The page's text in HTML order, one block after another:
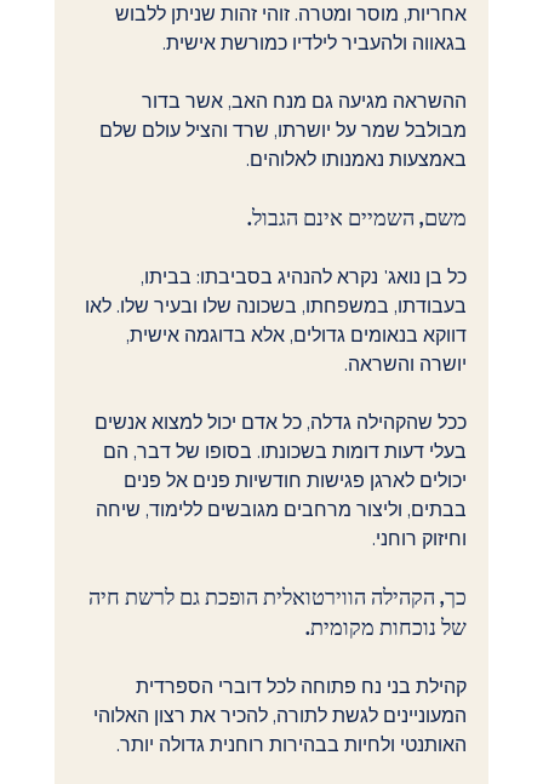
אחריות, מוסר ומטרה. זוהי זהות שניתן ללבוש
בגאווה ולהעביר לילדיו כמורשת אישית.
ההשראה מגיעה גם מנח האב, אשר בדור
מבולבל שמר על יושרתו, שרד והציל עולם שלם
באמצעות נאמנותו לאלוהים.
משם, השמיים אינם הגבול.
כל בן נואג' נקרא להנהיג בסביבתו: בביתו,
בעבודתו, במשפחתו, בשכונה שלו ובעיר שלו. לאו
דווקא בנאומים גדולים, אלא בדוגמה אישית,
יושרה והשראה.
ככל שהקהילה גדלה, כל אדם יכול למצוא אנשים
בעלי דעות דומות בשכונתו. בסופו של דבר, הם
יכולים לארגן פגישות חודשיות פנים אל פנים
בבתים, וליצור מרחבים מגובשים ללימוד, שיחה
וחיזוק רוחני.
כך, הקהילה הווירטואלית הופכת גם לרשת חיה
של נוכחות מקומית.
קהילת בני נח פתוחה לכל דוברי הספרדית
המעוניינים לגשת לתורה, להכיר את רצון האלוהי
האותנטי ולחיות בבהירות רוחנית גדולה יותר.